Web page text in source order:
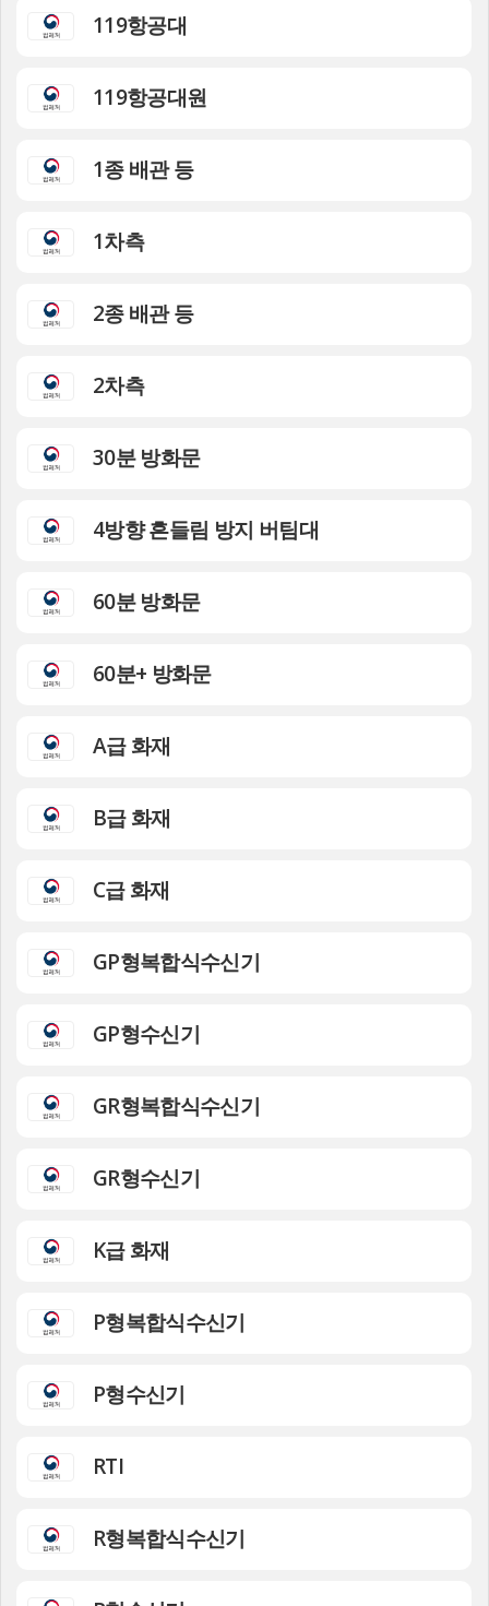
119항공대
119항공대원
1종 배관 등
1차측
2종 배관 등
2차측
30분 방화문
4방향 흔들림 방지 버팀대
60분 방화문
60분+ 방화문
A급 화재
B급 화재
C급 화재
GP형복합식수신기
GP형수신기
GR형복합식수신기
GR형수신기
K급 화재
P형복합식수신기
P형수신기
RTI
R형복합식수신기